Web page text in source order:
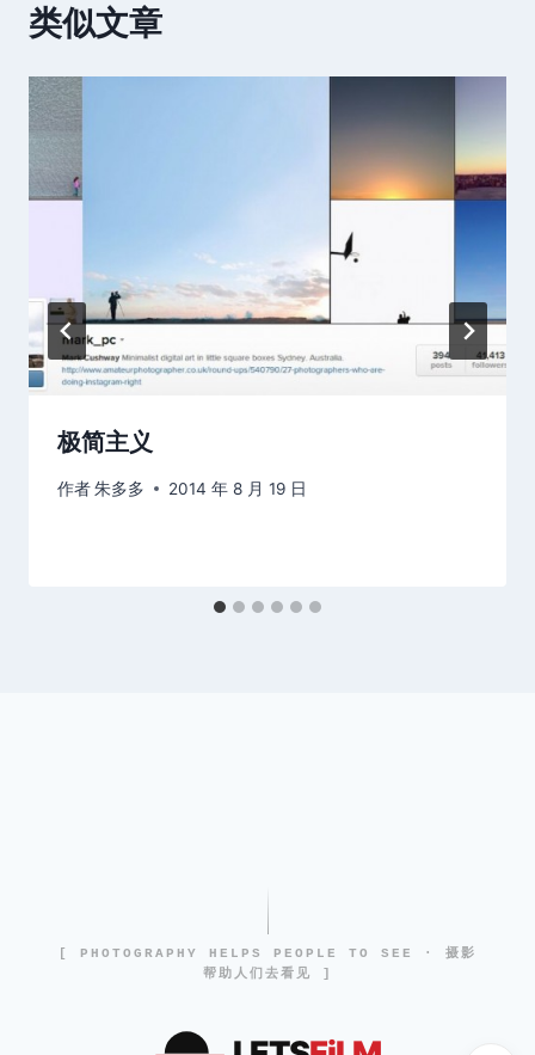
类似文章
极简主义
作者朱多多 2014 年 8 月 19 日
[ PHOTOGRAPHY HELPS PEOPLE TO SEE · 摄影
帮助人们去看见 ]